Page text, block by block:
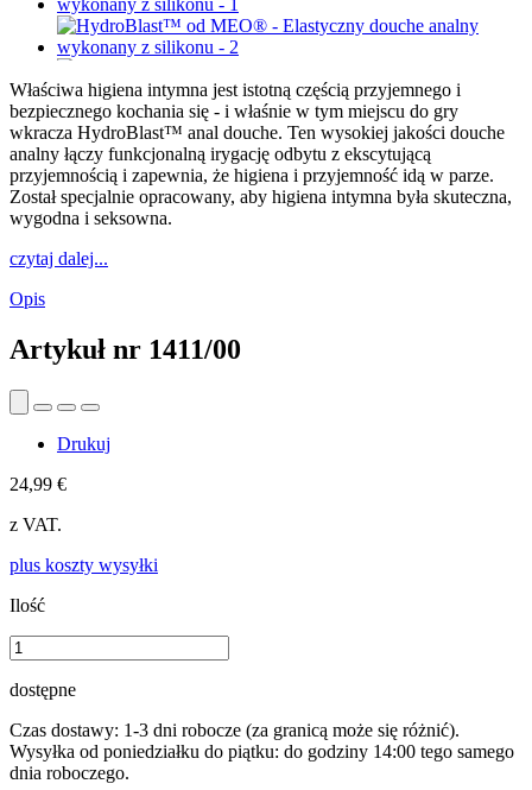
Właściwa higiena intymna jest istotną częścią przyjemnego i
bezpiecznego kochania się - i właśnie w tym miejscu do gry
wkracza HydroBlast™ anal douche. Ten wysokiej jakości douche
analny łączy funkcjonalną irygację odbytu z ekscytującą
przyjemnością i zapewnia, że higiena i przyjemność idą w parze.
Został specjalnie opracowany, aby higiena intymna była skuteczna,
wygodna i seksowna.
czytaj dalej...
Opis
Artykuł nr 1411/00
Drukuj
24,99 €
z VAT.
plus koszty wysyłki
Ilość
dostępne
Czas dostawy: 1-3 dni robocze (za granicą może się różnić).
Wysyłka od poniedziałku do piątku: do godziny 14:00 tego samego
dnia roboczego.